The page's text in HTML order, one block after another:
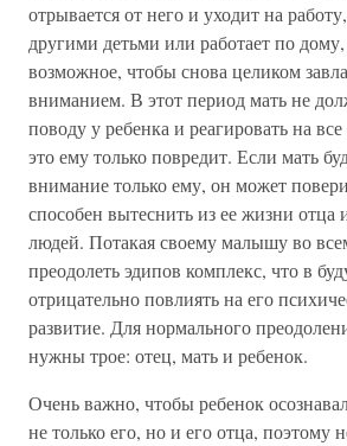
отрывается от него и уходит на
другими детьми или работает по дому,
возможное, чтобы снова целиком
вниманием. В этот период мать не
поводу у ребенка и реагировать на
это ему только повредит. Если мать
внимание только ему, он может
способен вытеснить из ее жизни отца
людей. Потакая своему малышу во
преодолеть эдипов комплекс, что в
отрицательно повлиять на его
развитие. Для нормального
нужны трое: отец, мать и ребенок.
Очень важно, чтобы ребенок
не только его, но и его отца, поэтому